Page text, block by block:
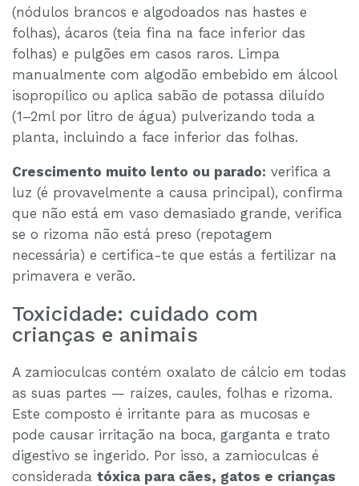
(nódulos brancos e algodoados nas hastes e
folhas), ácaros (teia fina na face inferior das
folhas) e pulgões em casos raros. Limpa
manualmente com algodão embebido em álcool
isopropílico ou aplica sabão de potassa diluído
(1–2ml por litro de água) pulverizando toda a
planta, incluindo a face inferior das folhas.
Crescimento muito lento ou parado: verifica a
luz (é provavelmente a causa principal), confirma
que não está em vaso demasiado grande, verifica
se o rizoma não está preso (repotagem
necessária) e certifica-te que estás a fertilizar na
primavera e verão.
Toxicidade: cuidado com
crianças e animais
A zamioculcas contém oxalato de cálcio em todas
as suas partes — raízes, caules, folhas e rizoma.
Este composto é irritante para as mucosas e
pode causar irritação na boca, garganta e trato
digestivo se ingerido. Por isso, a zamioculcas é
considerada tóxica para cães, gatos e crianças